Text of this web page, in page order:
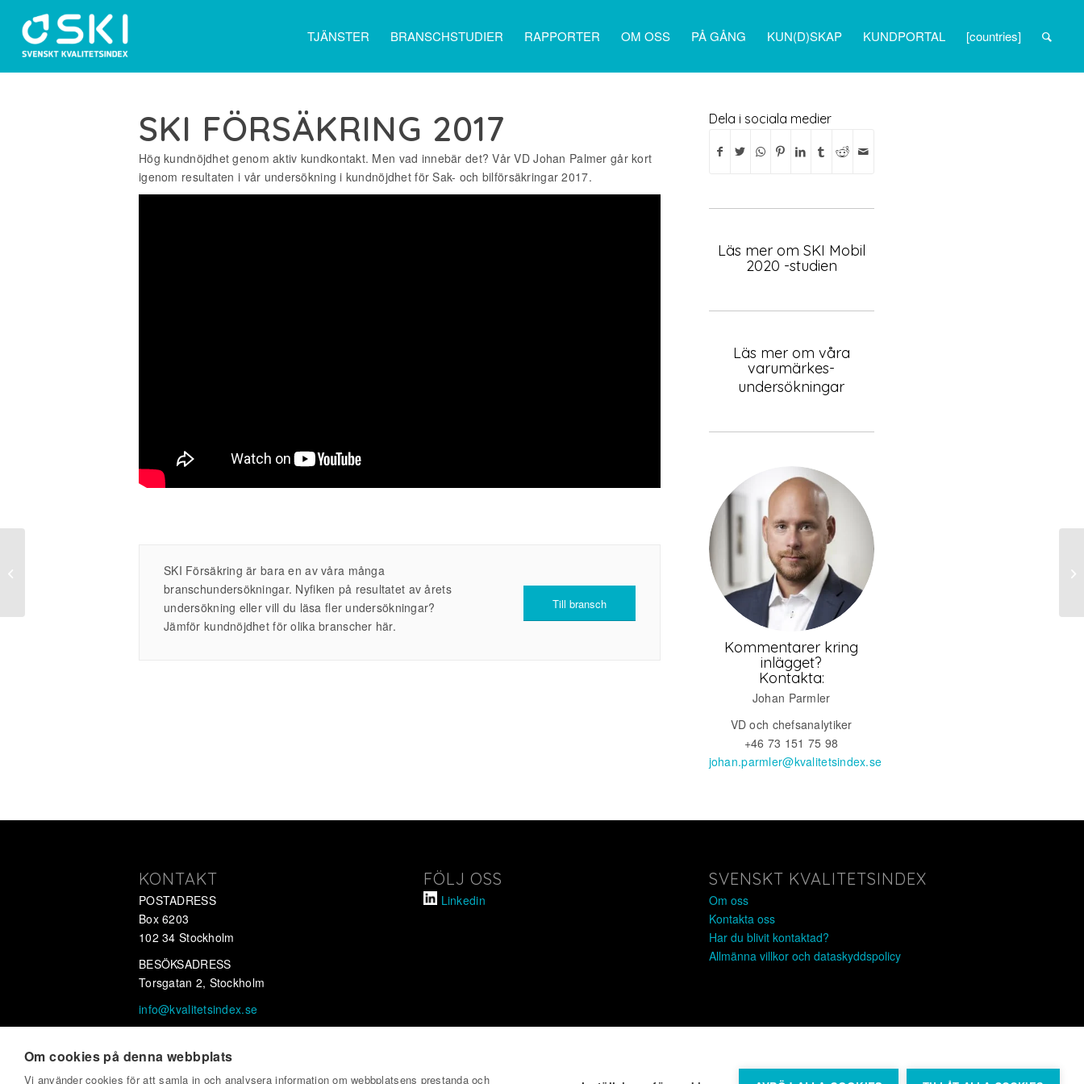
Om cookies på denna webbplats
Vi använder cookies för att samla in och analysera information om webbplatsens prestanda och
TJÄNSTER BRANSCHSTUDIER RAPPORTER OM OSS PÅ GÅNG KUN(D)SKAP KUNDPORTAL [countries]
SKI FÖRSÄKRING 2017
Hög kundnöjdhet genom aktiv kundkontakt. Men vad innebär det? Vår VD Johan Palmer går kort
igenom resultaten i vår undersökning i kundnöjdhet för Sak- och bilförsäkringar 2017.
SKI Försäkring är bara en av våra många
branschundersökningar. Nyfiken på resultatet av årets
undersökning eller vill du läsa fler undersökningar?
Jämför kundnöjdhet för olika branscher här.
Till bransch
Dela i sociala medier
Läs mer om SKI Mobil
2020 -studien
Läs mer om våra
varumärkes-
undersökningar
Kommentarer kring
inlägget?
Kontakta:
Johan Parmler
VD och chefsanalytiker
+46 73 151 75 98
johan.parmler@kvalitetsindex.se
KONTAKT
POSTADRESS
Box 6203
102 34 Stockholm
BESÖKSADRESS
Torsgatan 2, Stockholm
info@kvalitetsindex.se
FÖLJ OSS
Linkedin
SVENSKT KVALITETSINDEX
Om oss
Kontakta oss
Har du blivit kontaktad?
Allmänna villkor och dataskyddspolicy